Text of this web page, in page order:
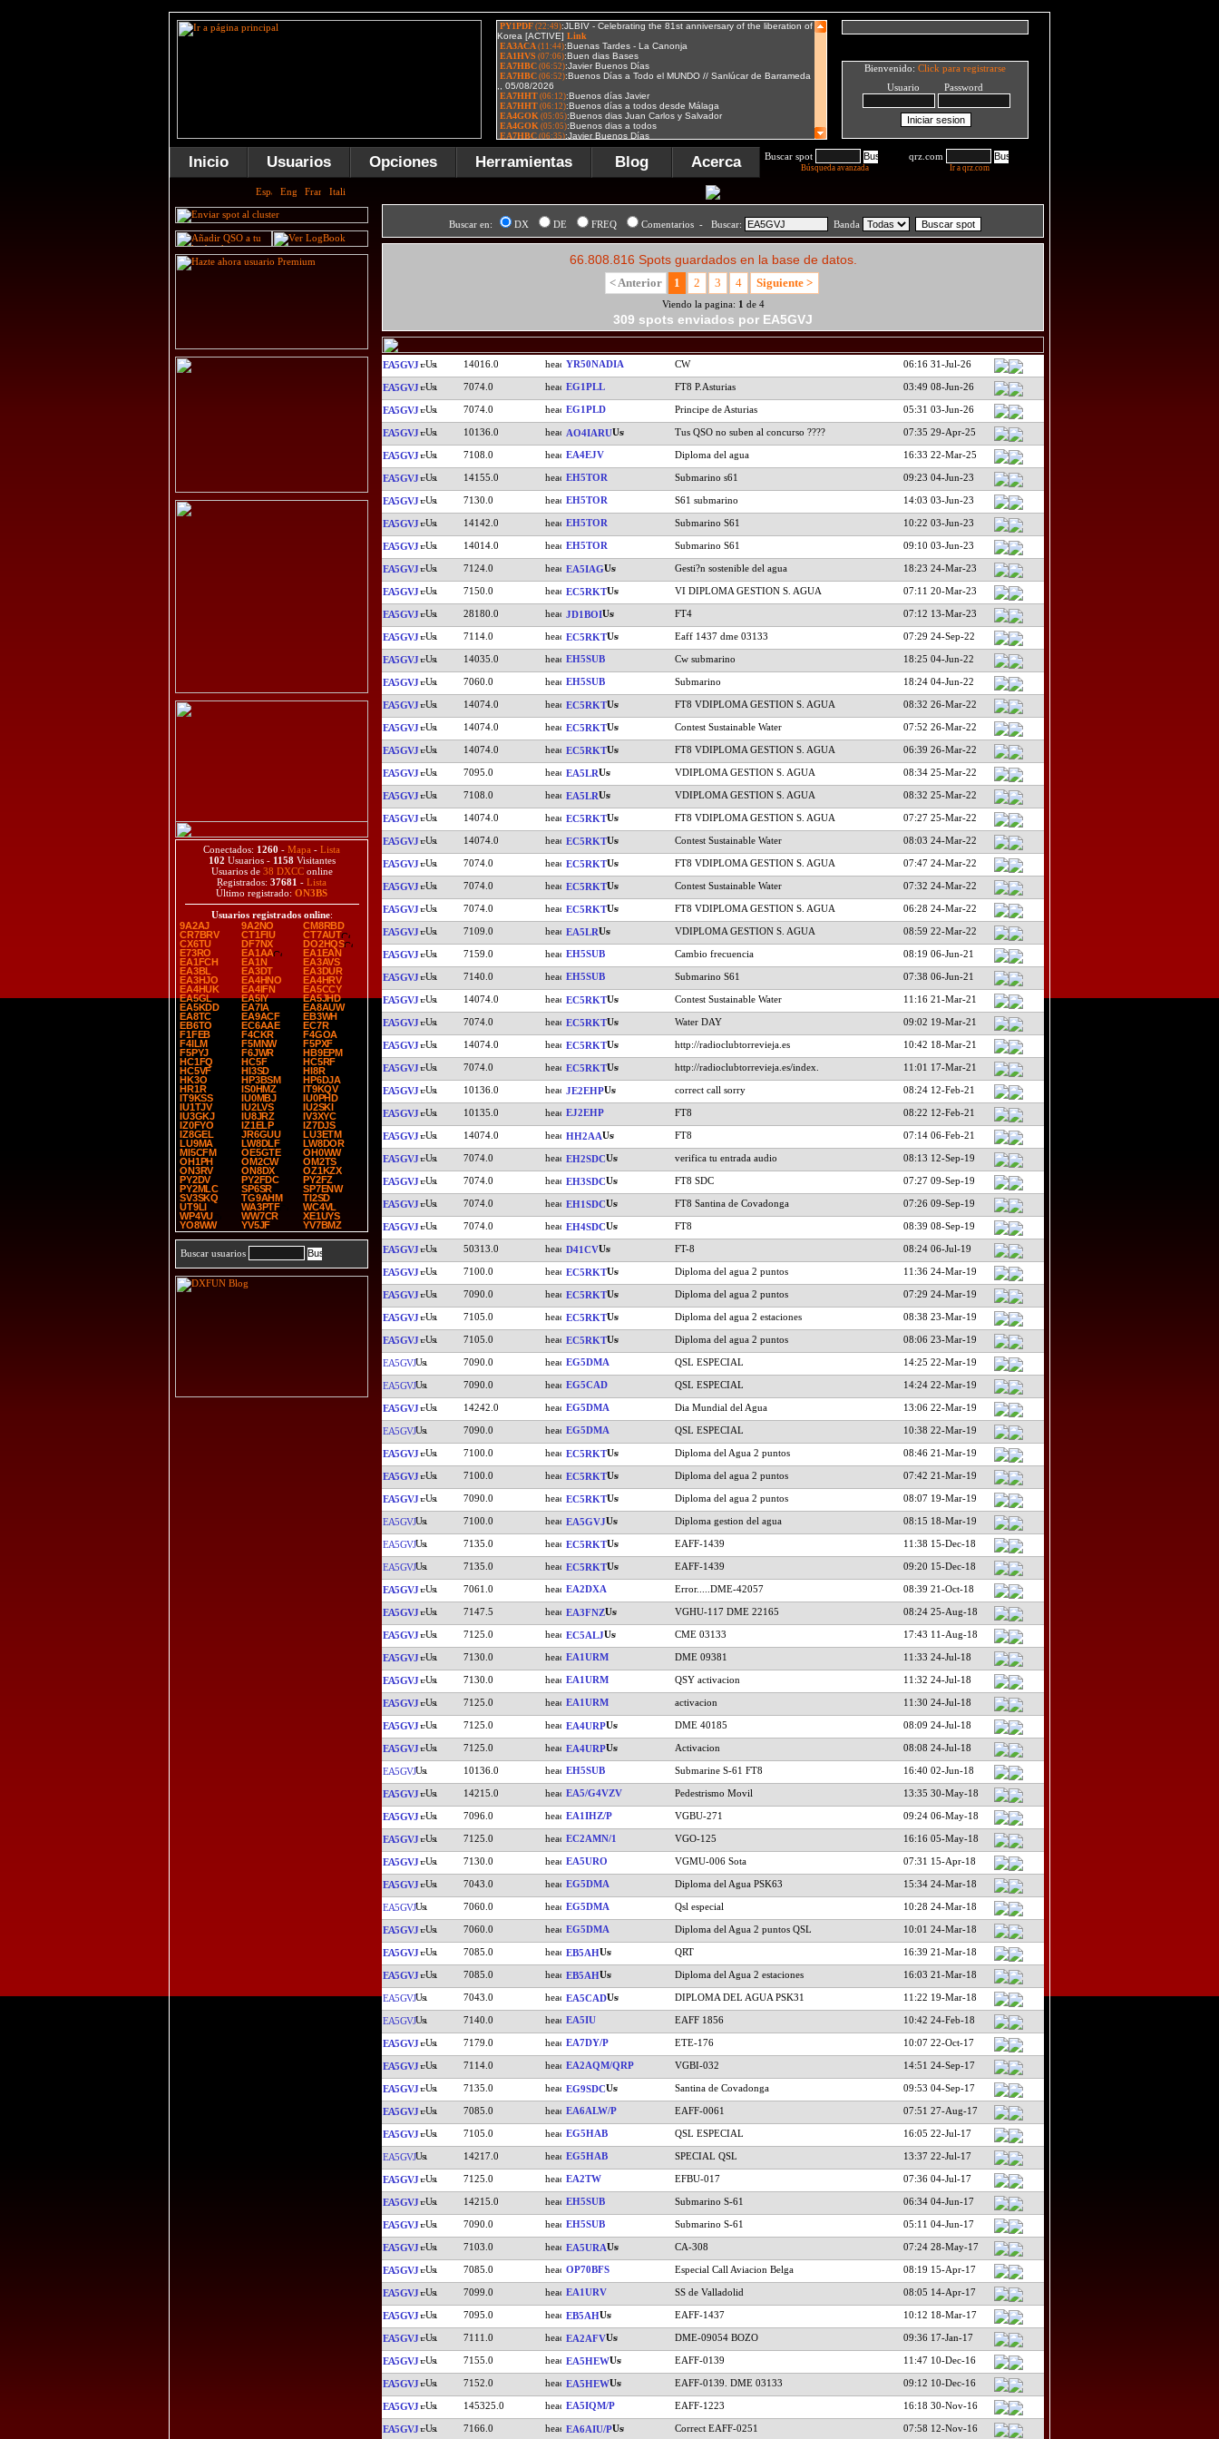
Bienvenido: Click para registrarse
Usuario Password
Inicio Usuarios Opciones Herramientas Blog Acerca Buscar spot
Búsqueda avanzada
qrz.com
Ir a qrz.com
Conectados: 1260 - Mapa - Lista
102 Usuarios - 1158Visitantes
Usuarios de 38 DXCConline
Registrados: 37681 - Lista
Último registrado: ON3BS
Usuarios registrados online:
9A2AJ
9A2NO
CM8RBD
CR7BRV
CT1FIU
CT7AUT
CX6TU
DF7NX
DO2HQS
E73RO
EA1AA
EA1EAN
EA1FCH
EA1N
EA3AVS
EA3BL
EA3DT
EA3DUR
EA3HJO
EA4HNO
EA4HRV
EA4HUK
EA4IFN
EA5CCY
EA5GL
EA5IY
EA5JHD
EA5KDD
EA7IA
EA8AUW
EA8TC
EA9ACF
EB3WH
EB6TO
EC6AAE
EC7R
F1FEB
F4CKR
F4GOA
F4ILM
F5MNW
F5PXF
F5PYJ
F6JWR
HB9EPM
HC1FQ
HC5F
HC5RF
HC5VF
HI3SD
HI8R
HK3O
HP3BSM
HP6DJA
HR1R
IS0HMZ
IT9KQV
IT9KSS
IU0MBJ
IU0PHD
IU1TJV
IU2LVS
IU2SKI
IU3GKJ
IU8JRZ
IV3XYC
IZ0FYO
IZ1ELP
IZ7DJS
IZ8GEL
JR6GUU
LU3ETM
LU9MA
LW8DLF
LW8DOR
MI5CFM
OE5GTE
OH0WW
OH1PH
OM2CW
OM2TS
ON3RV
ON8DX
OZ1KZX
PY2DV
PY2FDC
PY2FZ
PY2MLC
SP6SR
SP7ENW
SV3SKQ
TG9AHM
TI2SD
UT9LI
WA3PTF
WC4VL
WP4VU
WW7CR
XE1UYS
YO8WW
YV5JF YV7BMZ
Buscar usuarios
Buscar en: DX DE FREQ Comentarios - Buscar: Banda
66.808.816 Spots guardados en la base de datos.
< Anterior 1 2 3 4 Siguiente >
Viendo la pagina: 1 de 4
309 spots enviados por EA5GVJ
EA5GVJ 14016.0 YR50NADIA CW 06:16 31-Jul-26
EA5GVJ 7074.0 EG1PLL FT8 P.Asturias 03:49 08-Jun-26
EA5GVJ 7074.0 EG1PLD Principe de Asturias 05:31 03-Jun-26
EA5GVJ 10136.0 AO4IARU Tus QSO no suben al concurso ???? 07:35 29-Apr-25
EA5GVJ 7108.0 EA4EJV Diploma del agua 16:33 22-Mar-25
EA5GVJ 14155.0 EH5TOR Submarino s61 09:23 04-Jun-23
EA5GVJ 7130.0 EH5TOR S61 submarino 14:03 03-Jun-23
EA5GVJ 14142.0 EH5TOR Submarino S61 10:22 03-Jun-23
EA5GVJ 14014.0 EH5TOR Submarino S61 09:10 03-Jun-23
EA5GVJ 7124.0 EA5IAG Gesti?n sostenible del agua 18:23 24-Mar-23
EA5GVJ 7150.0 EC5RKT VI DIPLOMA GESTION S. AGUA 07:11 20-Mar-23
EA5GVJ 28180.0 JD1BOI FT4 07:12 13-Mar-23
EA5GVJ 7114.0 EC5RKT Eaff 1437 dme 03133 07:29 24-Sep-22
EA5GVJ 14035.0 EH5SUB Cw submarino 18:25 04-Jun-22
EA5GVJ 7060.0 EH5SUB Submarino 18:24 04-Jun-22
EA5GVJ 14074.0 EC5RKT FT8 VDIPLOMA GESTION S. AGUA 08:32 26-Mar-22
EA5GVJ 14074.0 EC5RKT Contest Sustainable Water 07:52 26-Mar-22
EA5GVJ 14074.0 EC5RKT FT8 VDIPLOMA GESTION S. AGUA 06:39 26-Mar-22
EA5GVJ 7095.0 EA5LR VDIPLOMA GESTION S. AGUA 08:34 25-Mar-22
EA5GVJ 7108.0 EA5LR VDIPLOMA GESTION S. AGUA 08:32 25-Mar-22
EA5GVJ 14074.0 EC5RKT FT8 VDIPLOMA GESTION S. AGUA 07:27 25-Mar-22
EA5GVJ 14074.0 EC5RKT Contest Sustainable Water 08:03 24-Mar-22
EA5GVJ 7074.0 EC5RKT FT8 VDIPLOMA GESTION S. AGUA 07:47 24-Mar-22
EA5GVJ 7074.0 EC5RKT Contest Sustainable Water 07:32 24-Mar-22
EA5GVJ 7074.0 EC5RKT FT8 VDIPLOMA GESTION S. AGUA 06:28 24-Mar-22
EA5GVJ 7109.0 EA5LR VDIPLOMA GESTION S. AGUA 08:59 22-Mar-22
EA5GVJ 7159.0 EH5SUB Cambio frecuencia 08:19 06-Jun-21
EA5GVJ 7140.0 EH5SUB Submarino S61 07:38 06-Jun-21
EA5GVJ 14074.0 EC5RKT Contest Sustainable Water 11:16 21-Mar-21
EA5GVJ 7074.0 EC5RKT Water DAY 09:02 19-Mar-21
EA5GVJ 14074.0 EC5RKT http://radioclubtorrevieja.es 10:42 18-Mar-21
EA5GVJ 7074.0 EC5RKT http://radioclubtorrevieja.es/index. 11:01 17-Mar-21
EA5GVJ 10136.0 JE2EHP correct call sorry 08:24 12-Feb-21
EA5GVJ 10135.0 EJ2EHP FT8 08:22 12-Feb-21
EA5GVJ 14074.0 HH2AA FT8 07:14 06-Feb-21
EA5GVJ 7074.0 EH2SDC verifica tu entrada audio 08:13 12-Sep-19
EA5GVJ 7074.0 EH3SDC FT8 SDC 07:27 09-Sep-19
EA5GVJ 7074.0 EH1SDC FT8 Santina de Covadonga 07:26 09-Sep-19
EA5GVJ 7074.0 EH4SDC FT8 08:39 08-Sep-19
EA5GVJ 50313.0 D41CV FT-8 08:24 06-Jul-19
EA5GVJ 7100.0 EC5RKT Diploma del agua 2 puntos 11:36 24-Mar-19
EA5GVJ 7090.0 EC5RKT Diploma del agua 2 puntos 07:29 24-Mar-19
EA5GVJ 7105.0 EC5RKT Diploma del agua 2 estaciones 08:38 23-Mar-19
EA5GVJ 7105.0 EC5RKT Diploma del agua 2 puntos 08:06 23-Mar-19
EA5GVJ 7090.0 EG5DMA QSL ESPECIAL 14:25 22-Mar-19
EA5GVJ 7090.0 EG5CAD QSL ESPECIAL 14:24 22-Mar-19
EA5GVJ 14242.0 EG5DMA Dia Mundial del Agua 13:06 22-Mar-19
EA5GVJ 7090.0 EG5DMA QSL ESPECIAL 10:38 22-Mar-19
EA5GVJ 7100.0 EC5RKT Diploma del Agua 2 puntos 08:46 21-Mar-19
EA5GVJ 7100.0 EC5RKT Diploma del agua 2 puntos 07:42 21-Mar-19
EA5GVJ 7090.0 EC5RKT Diploma del agua 2 puntos 08:07 19-Mar-19
EA5GVJ 7100.0 EA5GVJ Diploma gestion del agua 08:15 18-Mar-19
EA5GVJ 7135.0 EC5RKT EAFF-1439 11:38 15-Dec-18
EA5GVJ 7135.0 EC5RKT EAFF-1439 09:20 15-Dec-18
EA5GVJ 7061.0 EA2DXA Error.....DME-42057 08:39 21-Oct-18
EA5GVJ 7147.5 EA3FNZ VGHU-117 DME 22165 08:24 25-Aug-18
EA5GVJ 7125.0 EC5ALJ CME 03133 17:43 11-Aug-18
EA5GVJ 7130.0 EA1URM DME 09381 11:33 24-Jul-18
EA5GVJ 7130.0 EA1URM QSY activacion 11:32 24-Jul-18
EA5GVJ 7125.0 EA1URM activacion 11:30 24-Jul-18
EA5GVJ 7125.0 EA4URP DME 40185 08:09 24-Jul-18
EA5GVJ 7125.0 EA4URP Activacion 08:08 24-Jul-18
EA5GVJ 10136.0 EH5SUB Submarine S-61 FT8 16:40 02-Jun-18
EA5GVJ 14215.0 EA5/G4VZV Pedestrismo Movil 13:35 30-May-18
EA5GVJ 7096.0 EA1IHZ/P VGBU-271 09:24 06-May-18
EA5GVJ 7125.0 EC2AMN/1 VGO-125 16:16 05-May-18
EA5GVJ 7130.0 EA5URO VGMU-006 Sota 07:31 15-Apr-18
EA5GVJ 7043.0 EG5DMA Diploma del Agua PSK63 15:34 24-Mar-18
EA5GVJ 7060.0 EG5DMA Qsl especial 10:28 24-Mar-18
EA5GVJ 7060.0 EG5DMA Diploma del Agua 2 puntos QSL 10:01 24-Mar-18
EA5GVJ 7085.0 EB5AH QRT 16:39 21-Mar-18
EA5GVJ 7085.0 EB5AH Diploma del Agua 2 estaciones 16:03 21-Mar-18
EA5GVJ 7043.0 EA5CAD DIPLOMA DEL AGUA PSK31 11:22 19-Mar-18
EA5GVJ 7140.0 EA5IU EAFF 1856 10:42 24-Feb-18
EA5GVJ 7179.0 EA7DY/P ETE-176 10:07 22-Oct-17
EA5GVJ 7114.0 EA2AQM/QRP VGBI-032 14:51 24-Sep-17
EA5GVJ 7135.0 EG9SDC Santina de Covadonga 09:53 04-Sep-17
EA5GVJ 7085.0 EA6ALW/P EAFF-0061 07:51 27-Aug-17
EA5GVJ 7105.0 EG5HAB QSL ESPECIAL 16:05 22-Jul-17
EA5GVJ 14217.0 EG5HAB SPECIAL QSL 13:37 22-Jul-17
EA5GVJ 7125.0 EA2TW EFBU-017 07:36 04-Jul-17
EA5GVJ 14215.0 EH5SUB Submarino S-61 06:34 04-Jun-17
EA5GVJ 7090.0 EH5SUB Submarino S-61 05:11 04-Jun-17
EA5GVJ 7103.0 EA5URA CA-308 07:24 28-May-17
EA5GVJ 7085.0 OP70BFS Especial Call Aviacion Belga 08:19 15-Apr-17
EA5GVJ 7099.0 EA1URV SS de Valladolid 08:05 14-Apr-17
EA5GVJ 7095.0 EB5AH EAFF-1437 10:12 18-Mar-17
EA5GVJ 7111.0 EA2AFV DME-09054 BOZO 09:36 17-Jan-17
EA5GVJ 7155.0 EA5HEW EAFF-0139 11:47 10-Dec-16
EA5GVJ 7152.0 EA5HEW EAFF-0139. DME 03133 09:12 10-Dec-16
EA5GVJ 145325.0 EA5IQM/P EAFF-1223 16:18 30-Nov-16
EA5GVJ 7166.0 EA6AIU/P Correct EAFF-0251 07:58 12-Nov-16